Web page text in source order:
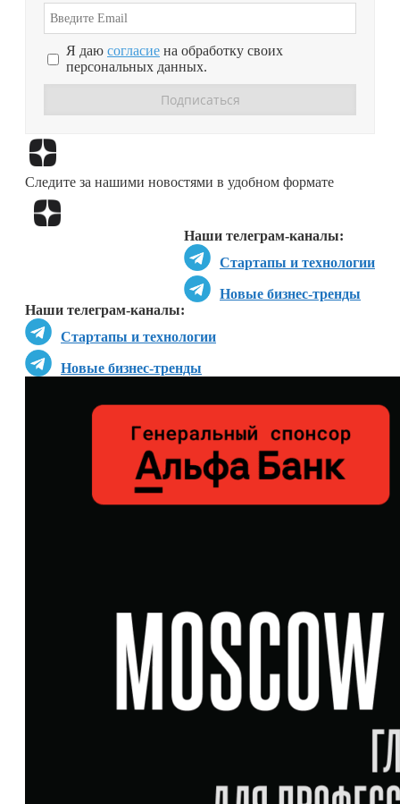
Я даю согласие на обработку своих
персональных данных.
Следите за нашими новостями в удобном формате
Наши телеграм-каналы:
Стартапы и технологии
Новые бизнес-тренды
Наши телеграм-каналы:
Стартапы и технологии
Новые бизнес-тренды